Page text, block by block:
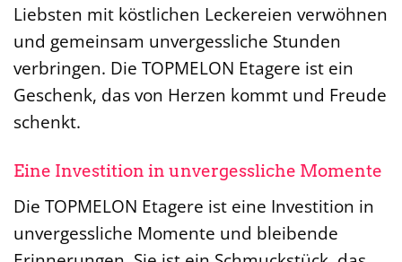
Liebsten mit köstlichen Leckereien verwöhnen
und gemeinsam unvergessliche Stunden
verbringen. Die TOPMELON Etagere ist ein
Geschenk, das von Herzen kommt und Freude
schenkt.
Eine Investition in unvergessliche Momente
Die TOPMELON Etagere ist eine Investition in
unvergessliche Momente und bleibende